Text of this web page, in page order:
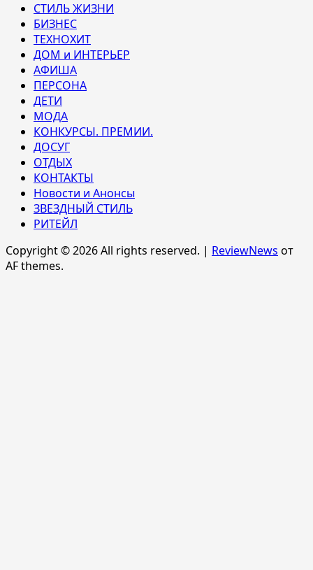
СТИЛЬ ЖИЗНИ
БИЗНЕС
ТЕХНОХИТ
ДОМ и ИНТЕРЬЕР
АФИША
ПЕРСОНА
ДЕТИ
МОДА
КОНКУРСЫ. ПРЕМИИ.
ДОСУГ
ОТДЫХ
КОНТАКТЫ
Новости и Анонсы
ЗВЕЗДНЫЙ СТИЛЬ
РИТЕЙЛ
Copyright © 2026 All rights reserved. | ReviewNews от
AF themes.